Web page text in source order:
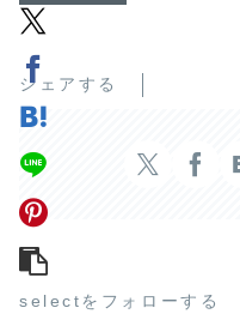
シェアする
selectをフォローする